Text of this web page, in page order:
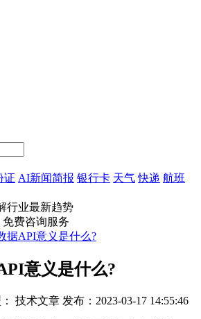
证 AI新闻简报 银行卡 天气 快递 航班
行业最新趋势
费咨询服务
据API意义是什么?
意义是什么?
技术文章 发布： 2023-03-17 14:55:46